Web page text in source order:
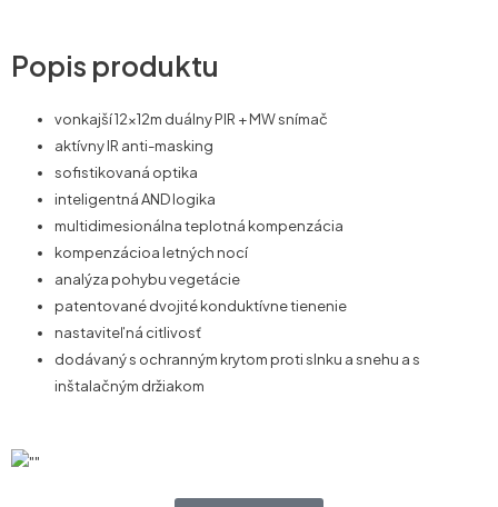
Popis produktu
vonkajší 12x12m duálny PIR + MW snímač
aktívny IR anti-masking
sofistikovaná optika
inteligentná AND logika
multidimesionálna teplotná kompenzácia
kompenzácioa letných nocí
analýza pohybu vegetácie
patentované dvojité konduktívne tienenie
nastaviteľná citlivosť
dodávaný s ochranným krytom proti slnku a snehu a s
inštalačným držiakom